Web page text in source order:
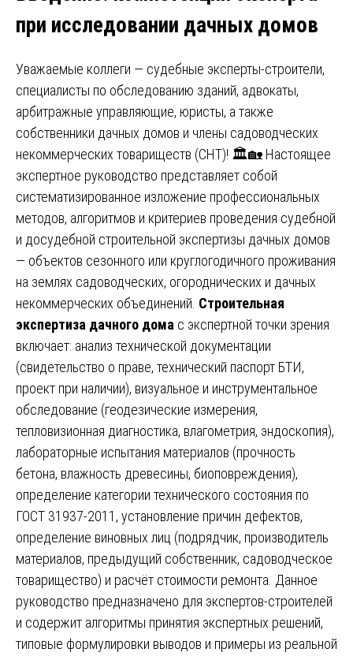
при исследовании дачных домов
Уважаемые коллеги — судебные эксперты-строители,
специалисты по обследованию зданий, адвокаты,
арбитражные управляющие, юристы, а также
собственники дачных домов и члены садоводческих
некоммерческих товариществ (СНТ)! 🏛️🏡 Настоящее
экспертное руководство представляет собой
систематизированное изложение профессиональных
методов, алгоритмов и критериев проведения судебной
и досудебной строительной экспертизы дачных домов
— объектов сезонного или круглогодичного проживания
на землях садоводческих, огороднических и дачных
некоммерческих объединений. Строительная
экспертиза дачного дома с экспертной точки зрения
включает: анализ технической документации
(свидетельство о праве, технический паспорт БТИ,
проект при наличии), визуальное и инструментальное
обследование (геодезические измерения,
тепловизионная диагностика, влагометрия, эндоскопия),
лабораторные испытания материалов (прочность
бетона, влажность древесины, биоповреждения),
определение категории технического состояния по
ГОСТ 31937-2011, установление причин дефектов,
определение виновных лиц (подрядчик, производитель
материалов, предыдущий собственник, садоводческое
товарищество) и расчёт стоимости ремонта. Данное
руководство предназначено для экспертов-строителей
и содержит алгоритмы принятия экспертных решений,
типовые формулировки выводов и примеры из реальной